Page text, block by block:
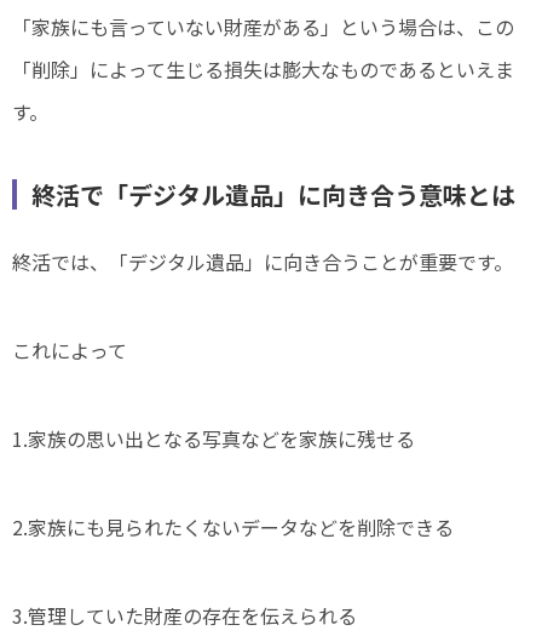
「家族にも言っていない財産がある」という場合は、この
「削除」によって生じる損失は膨大なものであるといえま
す。
終活で「デジタル遺品」に向き合う意味とは
終活では、「デジタル遺品」に向き合うことが重要です。
これによって
1.家族の思い出となる写真などを家族に残せる
2.家族にも見られたくないデータなどを削除できる
3.管理していた財産の存在を伝えられる